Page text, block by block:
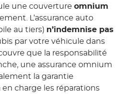
une couverture omnium
L’assurance auto
au tiers) n’indemnise pas
par votre véhicule dans
que la responsabilité
une assurance omnium
la garantie
en charge les réparations